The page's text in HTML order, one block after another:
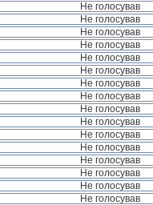
Не голосував
Не голосував
Не голосував
Не голосував
Не голосував
Не голосував
Не голосував
Не голосував
Не голосував
Не голосував
Не голосував
Не голосував
Не голосував
Не голосував
Не голосував
Не голосував